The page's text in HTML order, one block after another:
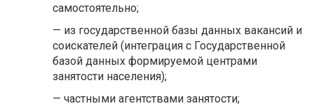
самостоятельно;
— из государственной базы данных вакансий и
соискателей (интеграция с Государственной
базой данных формируемой центрами
занятости населения);
— частными агентствами занятости;